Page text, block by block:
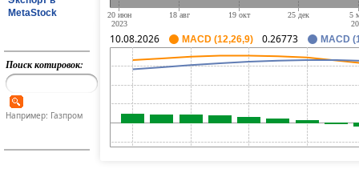
MetaStock
Поиск котировок:
Например: Газпром
10.08.2026 MACD (12,26,9) 0.26773 MACD